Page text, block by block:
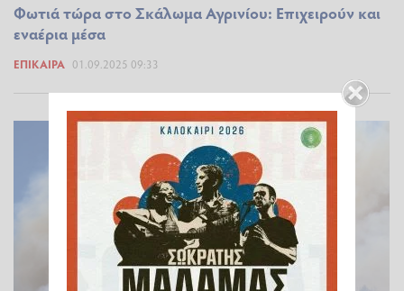
Φωτιά τώρα στο Σκάλωμα Αγρινίου: Επιχειρούν και
εναέρια μέσα
ΕΠΊΚΑΙΡΑ 01.09.2025 09:33